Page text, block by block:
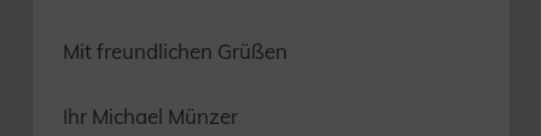
Mit freundlichen Grüßen
Ihr Michael Münzer